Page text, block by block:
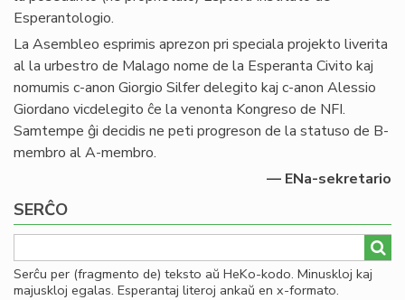
Esperantologio.
La Asembleo esprimis aprezon pri speciala projekto liverita
al la urbestro de Malago nome de la Esperanta Civito kaj
nomumis c-anon Giorgio Silfer delegito kaj c-anon Alessio
Giordano vicdelegito ĉe la venonta Kongreso de NFI.
Samtempe ĝi decidis ne peti progreson de la statuso de B-
membro al A-membro.
— ENa-sekretario
SERĈO
Serĉu per (fragmento de) teksto aŭ HeKo-kodo. Minuskloj kaj
majuskloj egalas. Esperantaj literoj ankaŭ en x-formato.